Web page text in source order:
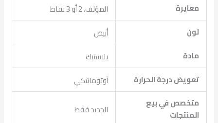
معايرة
المؤلف، 2 أو 3 نقاط
لون
أبيض
مادة
بلاستيك
تعويض درجة الحرارة
أوتوماتيكي
متخصص في بيع
المنتجات
الجديد فقط